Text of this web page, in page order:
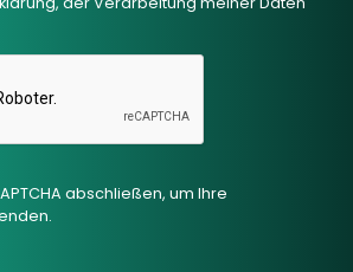
abschließen, um Ihre